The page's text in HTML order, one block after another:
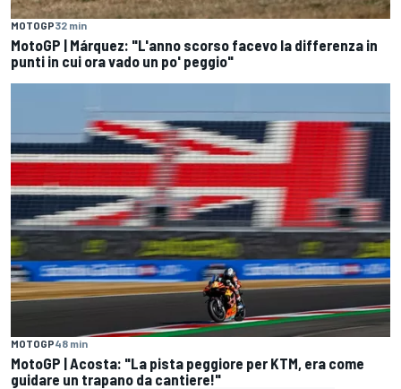
MOTOGP32 min
MotoGP | Márquez: "L'anno scorso facevo la differenza in
punti in cui ora vado un po' peggio"
MOTOGP48 min
MotoGP | Acosta: "La pista peggiore per KTM, era come
guidare un trapano da cantiere!"